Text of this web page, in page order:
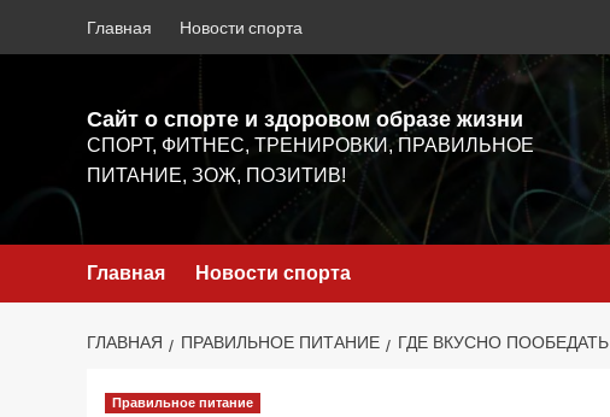
Главная Новости спорта
Сайт о спорте и здоровом образе жизни
СПОРТ, ФИТНЕС, ТРЕНИРОВКИ, ПРАВИЛЬНОЕ
ПИТАНИЕ, ЗОЖ, ПОЗИТИВ!
Главная Новости спорта
ГЛАВНАЯ ПРАВИЛЬНОЕ ПИТАНИЕ ГДЕ ВКУСНО ПООБЕДАТЬ
Правильное питание